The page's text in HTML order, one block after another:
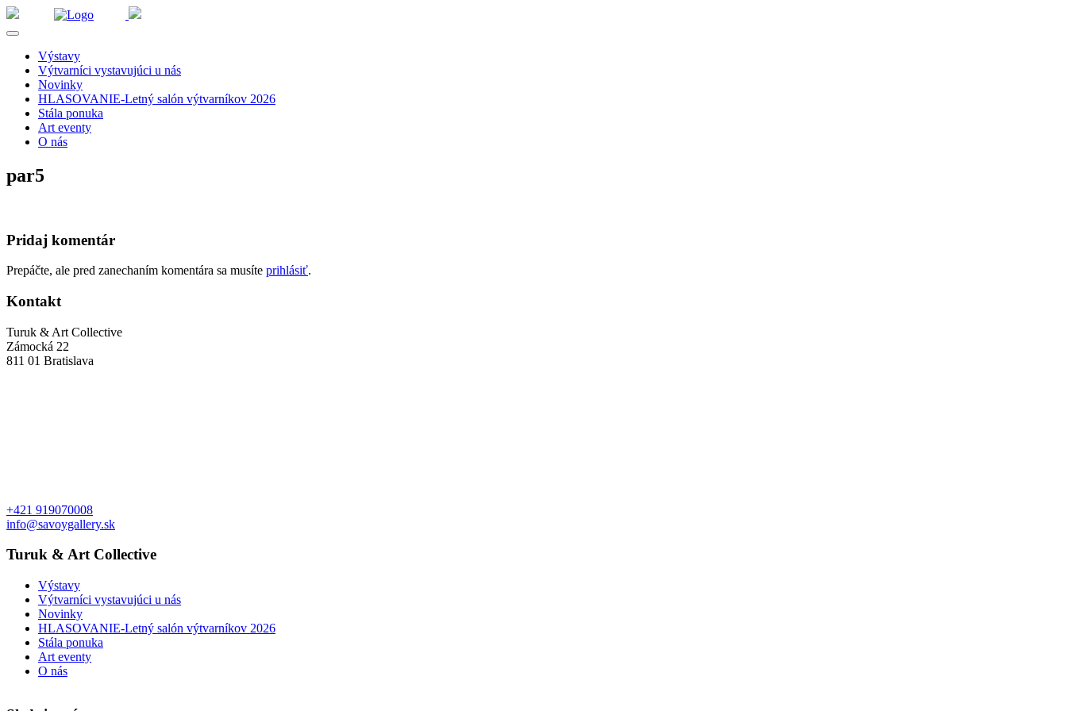
Výstavy
Výtvarníci vystavujúci u nás
Novinky
HLASOVANIE-Letný salón výtvarníkov 2026
Stála ponuka
Art eventy
O nás
par5
Pridaj komentár
Prepáčte, ale pred zanechaním komentára sa musíte prihlásiť.
Kontakt
Turuk & Art Collective
Zámocká 22
811 01 Bratislava
+421 919070008
info@savoygallery.sk
Turuk & Art Collective
Výstavy
Výtvarníci vystavujúci u nás
Novinky
HLASOVANIE-Letný salón výtvarníkov 2026
Stála ponuka
Art eventy
O nás